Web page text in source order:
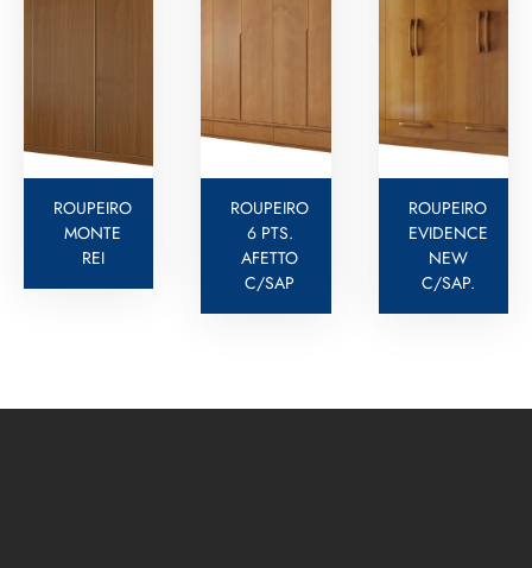
ROUPEIRO
MONTE
REI
ROUPEIRO
6 PTS.
AFETTO
C/SAP
ROUPEIRO
EVIDENCE
NEW
C/SAP.